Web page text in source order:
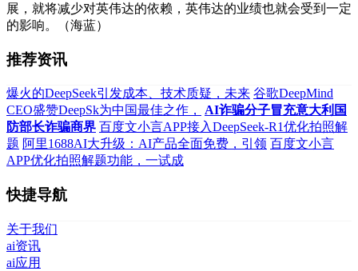
展，就将减少对英伟达的依赖，英伟达的业绩也就会受到一定
的影响。（海蓝）
推荐资讯
爆火的DeepSeek引发成本、技术质疑，未来 谷歌DeepMind
CEO盛赞DeepSk为中国最佳之作，
AI诈骗分子冒充意大利国
防部长诈骗商界 百度文小言APP接入DeepSeek-R1优化拍照解
题 阿里1688AI大升级：AI产品全面免费，引领 百度文小言
APP优化拍照解题功能，一试成
快捷导航
关于我们
ai资讯
ai应用